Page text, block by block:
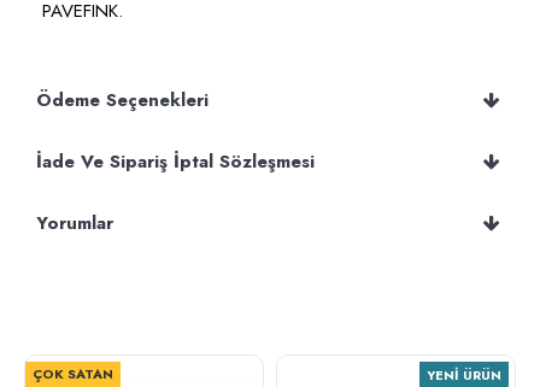
PAVEFINK.
Ödeme Seçenekleri
İade Ve Sipariş İptal Sözleşmesi
Yorumlar
ÇOK SATAN YENI ÜRÜN